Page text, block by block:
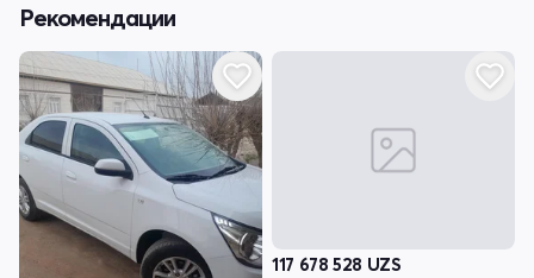
Рекомендации
117 678 528 UZS